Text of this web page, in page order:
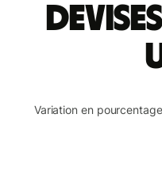
Variation en